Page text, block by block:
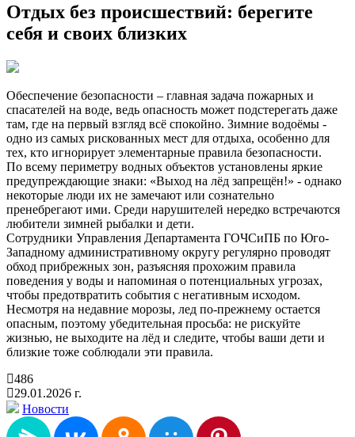
Отдых без происшествий: берегите
себя и своих близких
Обеспечение безопасности – главная задача пожарных и
спасателей на воде, ведь опасность может подстерегать даже
там, где на первый взгляд всё спокойно. Зимние водоёмы -
одно из самых рискованных мест для отдыха, особенно для
тех, кто игнорирует элементарные правила безопасности.
По всему периметру водных объектов установлены яркие
предупреждающие знаки: «Выход на лёд запрещён!» - однако
некоторые люди их не замечают или сознательно
пренебрегают ими. Среди нарушителей нередко встречаются
любители зимней рыбалки и дети.
Сотрудники Управления Департамента ГОЧСиПБ по Юго-
Западному административному округу регулярно проводят
обход прибрежных зон, разъясняя прохожим правила
поведения у воды и напоминая о потенциальных угрозах,
чтобы предотвратить события с негативным исходом.
Несмотря на недавние морозы, лед по-прежнему остается
опасным, поэтому убедительная просьба: не рискуйте
жизнью, не выходите на лёд и следите, чтобы ваши дети и
близкие тоже соблюдали эти правила.
486
29.01.2026 г.
Новости